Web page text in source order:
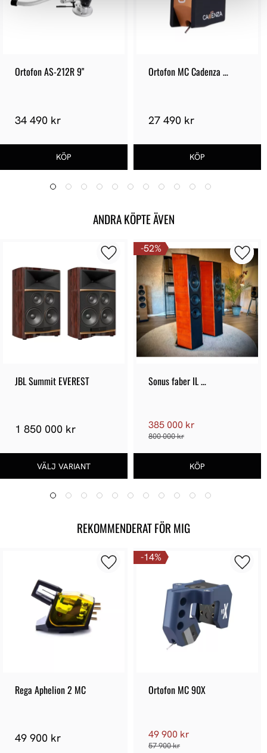
Ortofon AS-212R 9"
34 490 kr
Ortofon MC Cadenza
27 490 kr
ANDRA KÖPTE ÄVEN
JBL Summit EVEREST
1 850 000 kr
Sonus faber IL
385 000 kr
800 000 kr
52%
REKOMMENDERAT FÖR MIG
Rega Aphelion 2 MC
49 900 kr
Ortofon MC 90X
49 900 kr
57 900 kr
14%